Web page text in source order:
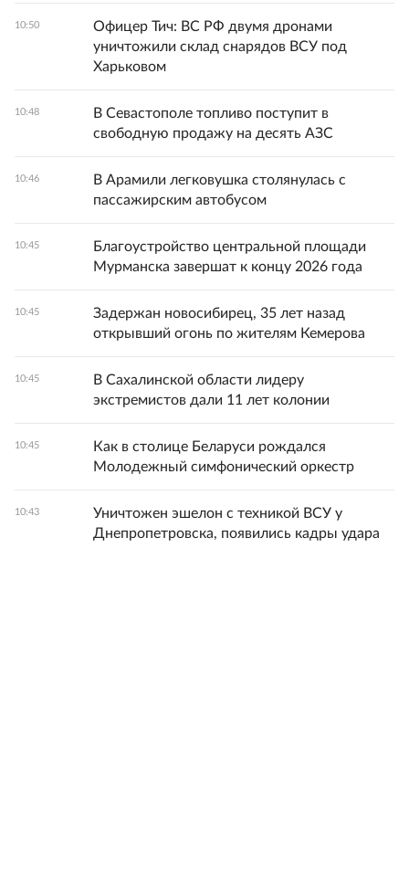
10:50
Офицер Тич: ВС РФ двумя дронами
уничтожили склад снарядов ВСУ под
Харьковом
10:48
В Севастополе топливо поступит в
свободную продажу на десять АЗС
10:46
В Арамили легковушка столянулась с
пассажирским автобусом
10:45
Благоустройство центральной площади
Мурманска завершат к концу 2026 года
10:45
Задержан новосибирец, 35 лет назад
открывший огонь по жителям Кемерова
10:45
В Сахалинской области лидеру
экстремистов дали 11 лет колонии
10:45
Как в столице Беларуси рождался
Молодежный симфонический оркестр
10:43
Уничтожен эшелон с техникой ВСУ у
Днепропетровска, появились кадры удара